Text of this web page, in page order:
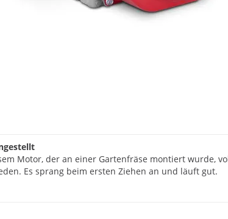
Motor, der an einer Gartenfräse montiert wurde,
Es sprang beim ersten Ziehen an und läuft gut.